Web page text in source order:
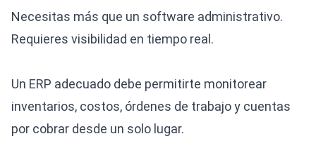
Necesitas más que un software administrativo.
Requieres visibilidad en tiempo real.
Un ERP adecuado debe permitirte monitorear
inventarios, costos, órdenes de trabajo y cuentas
por cobrar desde un solo lugar.